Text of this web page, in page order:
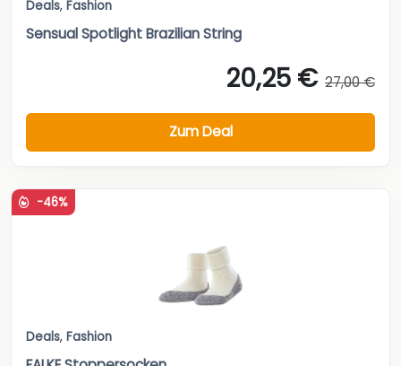
Deals, Fashion
Sensual Spotlight Brazilian String
20,25 € 27,00 €
Zum Deal
-46%
Deals, Fashion